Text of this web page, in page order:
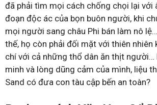
đã phải tìm mọi cách chống chọi lại với
đoạn độc ác của bọn buôn người, khi
mọi người sang châu Phi bán làm nô
thế, họ còn phải đối mặt với thiên nhiên
chí với cả những thổ dân ăn thịt người…
minh và lòng dũng cảm của mình, liệu
Sand có đưa con tàu cập bến an toàn?